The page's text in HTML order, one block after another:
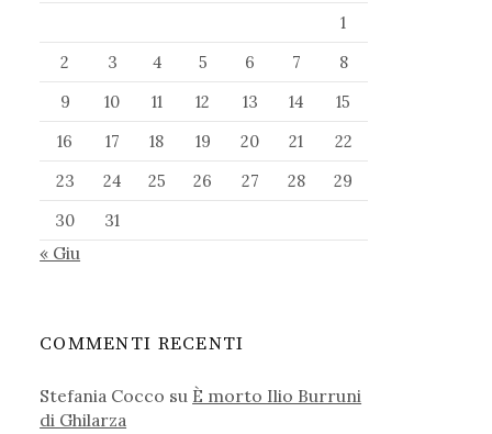
1
2
3 4 5 6 7
8
9
10 11 12 13 14
15
16
17 18 19 20 21
22
23
24 25 26 27 28
29
30
31
« Giu
COMMENTI RECENTI
Stefania Cocco su È morto Ilio Burruni
di Ghilarza